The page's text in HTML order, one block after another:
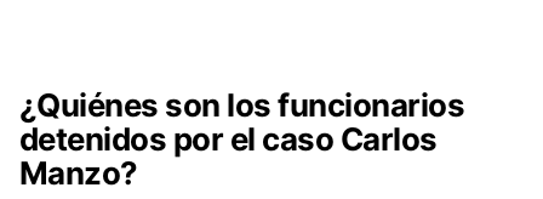
¿Quiénes son los funcionarios
detenidos por el caso Carlos
Manzo?